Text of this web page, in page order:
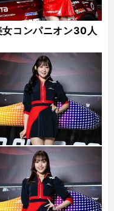
コンパニオン30人